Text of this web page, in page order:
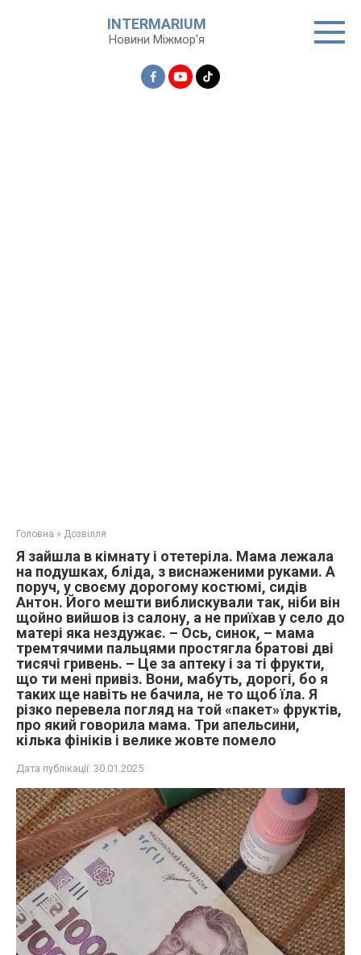
INTERMARIUM
Новини Міжмор'я
Головна » Дозвілля
Я зайшла в кімнату і отетеріла. Мама лежала
на подушках, бліда, з виснаженими руками. А
поруч, у своєму дорогому костюмі, сидів
Антон. Його мешти виблискували так, ніби він
щойно вийшов із салону, а не приїхав у село до
матері яка нездужає. – Ось, синок, – мама
тремтячими пальцями простягла братові дві
тисячі гривень. – Це за аптеку і за ті фрукти,
що ти мені привіз. Вони, мабуть, дорогі, бо я
таких ще навіть не бачила, не то щоб їла. Я
різко перевела погляд на той «пакет» фруктів,
про який говорила мама. Три апельсини,
кілька фініків і велике жовте помело
Дата публікації: 30.01.2025